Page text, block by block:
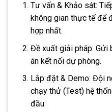
Tư vấn & Khảo sát:
không gian thực tế để
hợp nhất.
Đề xuất giải pháp: Gửi
án kết nối dự phòng.
Lắp đặt & Demo: Đội
chạy thử (Test) hệ
đầu.